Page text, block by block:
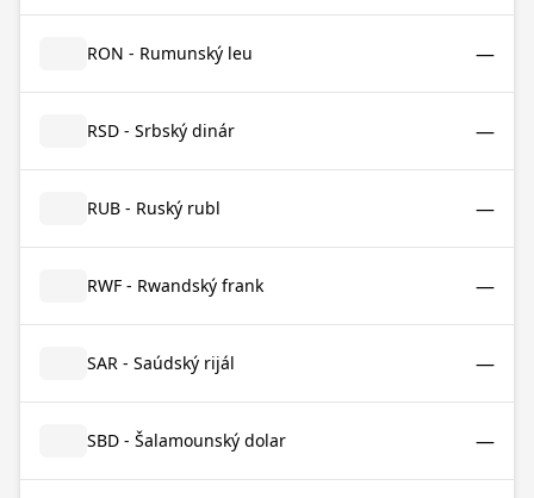
RON - Rumunský leu —
RSD - Srbský dinár —
RUB - Ruský rubl —
RWF - Rwandský frank —
SAR - Saúdský rijál —
SBD - Šalamounský dolar —